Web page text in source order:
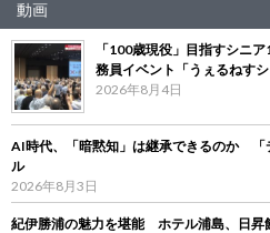
動画
「100歳現役」目指すシニ
務員イベント「うぇるねすシ
2026年8月4日
AI時代、「暗黙知」は継承できるのか 「
ル
2026年8月3日
紀伊勝浦の魅力を堪能 ホテル浦島、日昇